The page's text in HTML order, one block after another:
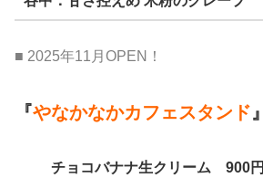
■ 2025年11月OPEN！
『やなかなかカフェスタンド』
チョコバナナ生クリーム 900円